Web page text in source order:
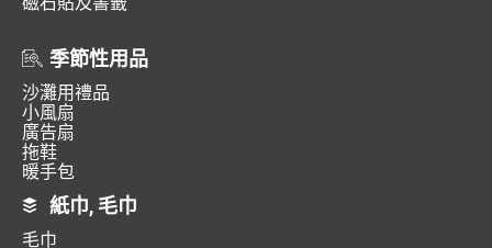
季節性用品
沙灘用禮品
小風扇
廣告扇
拖鞋
暖手包
紙巾, 毛巾
毛巾